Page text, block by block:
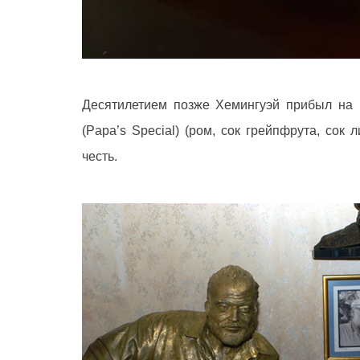
Десятилетием позже Хемингуэй прибыл на
(Papa’s Special) (ром, сок грейпфрута, сок
честь.